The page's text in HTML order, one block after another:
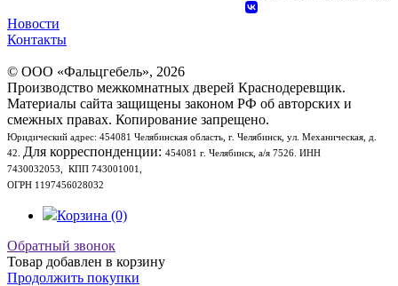
Новости
Контакты
© ООО «Фальцгебель», 2026
Производство межкомнатных дверей Краснодеревщик.
Материалы сайта защищены законом РФ об авторских и
смежных правах. Копирование запрещено.
Юридический адрес: 454081 Челябинская область, г. Челябинск, ул. Механическая, д.
42
Для корреспонденции: 454081 г. Челябинск, а/я 7526. ИНН
7430032053, КПП 743001001,
ОГРН 1197456028032
Корзина (0)
Обратный звонок
Товар добавлен в корзину
Продолжить покупки